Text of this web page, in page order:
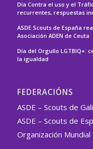
Día Contra el uso y el
recurrentes, respuestas
ASDE Scouts de España
Asociación ADEN de Ceuta
Día del Orgullo LGTBIQ+:
la igualdad
FEDERACIÓNS
ASDE – Scouts de
ASDE – Scouts de
Organización